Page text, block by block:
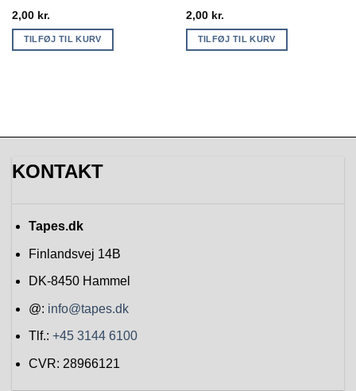
2,00 kr.
TILFØJ TIL KURV
2,00 kr.
TILFØJ TIL KURV
KONTAKT
Tapes.dk
Finlandsvej 14B
DK-8450 Hammel
@: info@tapes.dk
Tlf.: +45 3144 6100
CVR: 28966121